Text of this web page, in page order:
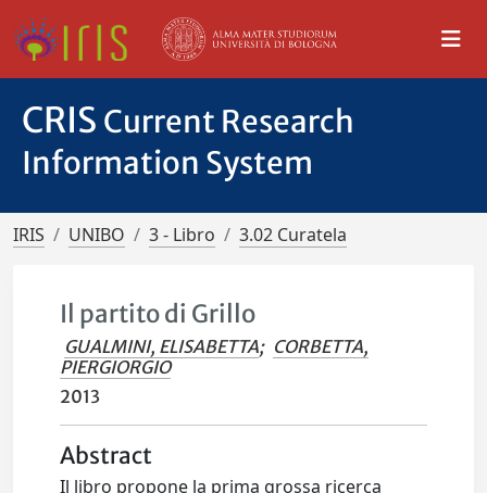
CRIS Current Research
Information System
IRIS UNIBO 3 - Libro 3.02 Curatela
Il partito di Grillo
GUALMINI, ELISABETTA; CORBETTA,
PIERGIORGIO
2013
Abstract
Il libro propone la prima grossa ricerca